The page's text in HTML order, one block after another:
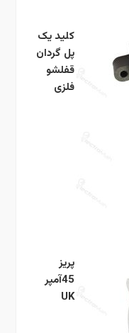
کلید یک
پل گردان
قفلشو
فلزی
پریز
45آمپر
UK